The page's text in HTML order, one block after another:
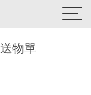
送物單